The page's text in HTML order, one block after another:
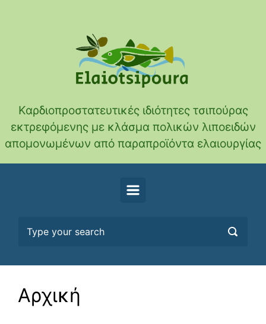
Καρδιοπροστατευτικές ιδιότητες τσιπούρας
εκτρεφόμενης με κλάσμα πολικών λιποειδών
απομονωμένων από παραπροϊόντα ελαιουργίας
Αρχική